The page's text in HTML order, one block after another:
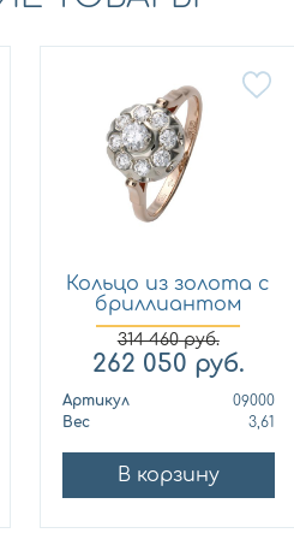
Кольцо из золота с
бриллиантом
МЭЮЗ 0...
314 460руб.
262 050 руб.
Артикул
09000
Вес
3,61
В корзину